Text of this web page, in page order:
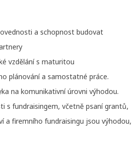
a schopnost budovat
vzdělání s maturitou
plánování a samostatné práce.
na komunikativní úrovni výhodou.
s fundraisingem, včetně psaní grantů,
a firemního fundraisingu jsou výhodou,